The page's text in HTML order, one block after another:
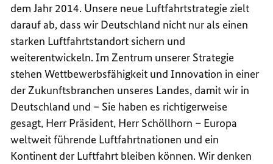
dem Jahr 2014. Unsere neue Luftfahrtstrategie zielt
darauf ab, dass wir Deutschland nicht nur als einen
starken Luftfahrtstandort sichern und
weiterentwickeln. Im Zentrum unserer Strategie
stehen Wettbewerbsfähigkeit und Innovation in einer
der Zukunftsbranchen unseres Landes, damit wir in
Deutschland und – Sie haben es richtigerweise
gesagt, Herr Präsident, Herr Schöllhorn – Europa
weltweit führende Luftfahrtnationen und ein
Kontinent der Luftfahrt bleiben können. Wir denken